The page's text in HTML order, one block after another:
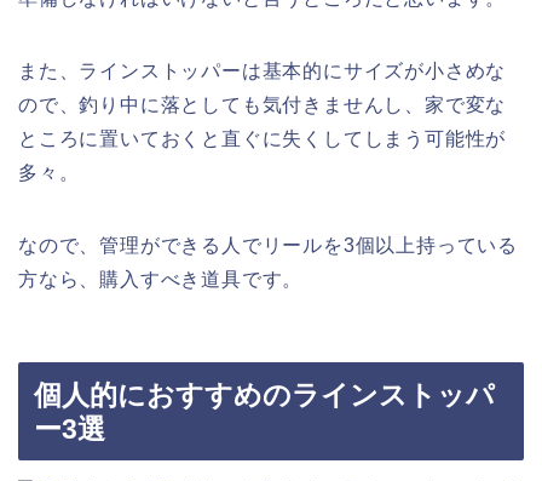
また、ラインストッパーは基本的にサイズが小さめな
ので、釣り中に落としても気付きませんし、家で変な
ところに置いておくと直ぐに失くしてしまう可能性が
多々。
なので、管理ができる人でリールを3個以上持っている
方なら、購入すべき道具です。
個人的におすすめのラインストッパ
ー3選